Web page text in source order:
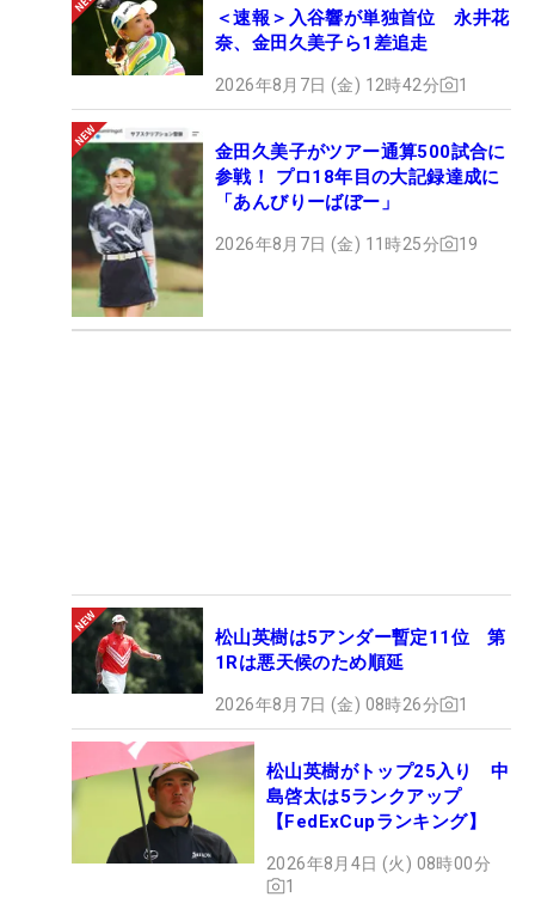
＜速報＞入谷響が単独首位 永井花
奈、金田久美子ら1差追走
2026年8月7日 (金) 12時42分 1
金田久美子がツアー通算500試合に
参戦！ プロ18年目の大記録達成に
「あんびりーばぼー」
2026年8月7日 (金) 11時25分 19
松山英樹は5アンダー暫定11位 第
1Rは悪天候のため順延
2026年8月7日 (金) 08時26分 1
松山英樹がトップ25入り 中
島啓太は5ランクアップ
【FedExCupランキング】
2026年8月4日 (火) 08時00分
1